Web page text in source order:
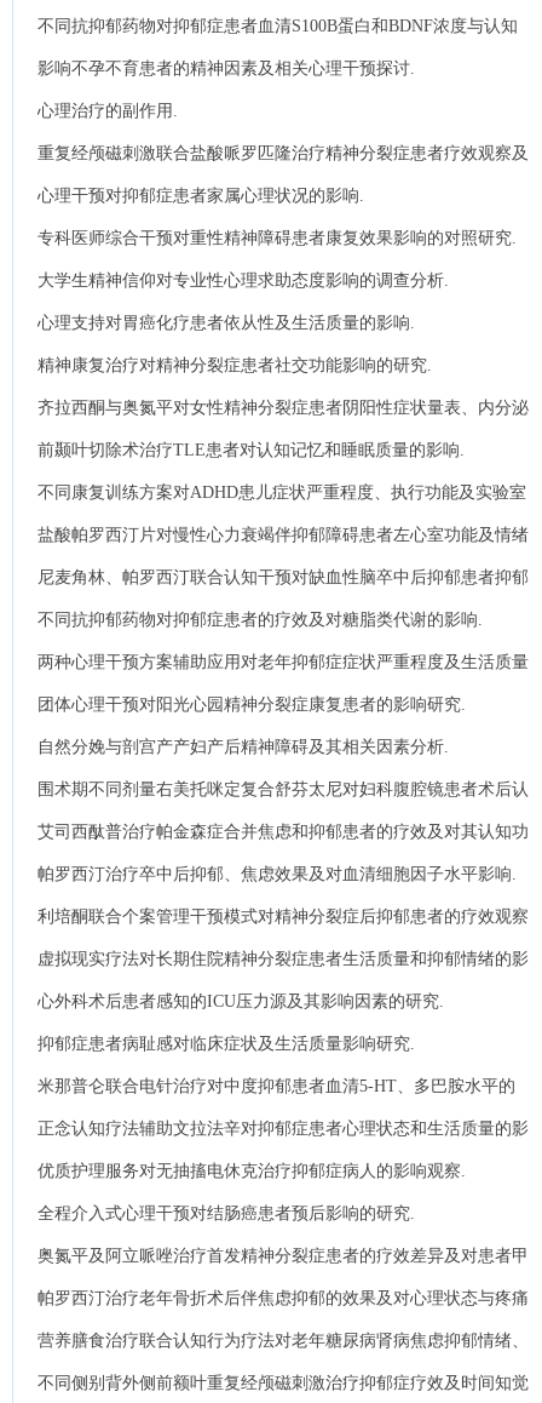
不同抗抑郁药物对抑郁症患者血清S100B蛋白和BDNF浓度与认知
功能的影响.
影响不孕不育患者的精神因素及相关心理干预探讨.
心理治疗的副作用.
重复经颅磁刺激联合盐酸哌罗匹隆治疗精神分裂症患者疗效观察及
对患者认知功能和生活质量影响.
心理干预对抑郁症患者家属心理状况的影响.
专科医师综合干预对重性精神障碍患者康复效果影响的对照研究.
大学生精神信仰对专业性心理求助态度影响的调查分析.
心理支持对胃癌化疗患者依从性及生活质量的影响.
精神康复治疗对精神分裂症患者社交功能影响的研究.
齐拉西酮与奥氮平对女性精神分裂症患者阴阳性症状量表、内分泌
代谢和生活质量的影响.
前颞叶切除术治疗TLE患者对认知记忆和睡眠质量的影响.
不同康复训练方案对ADHD患儿症状严重程度、执行功能及实验室
指标的影响.
盐酸帕罗西汀片对慢性心力衰竭伴抑郁障碍患者左心室功能及情绪
障碍的影响.
尼麦角林、帕罗西汀联合认知干预对缺血性脑卒中后抑郁患者抑郁
状态和炎症因子的影响.
不同抗抑郁药物对抑郁症患者的疗效及对糖脂类代谢的影响.
两种心理干预方案辅助应用对老年抑郁症症状严重程度及生活质量
的影响.
团体心理干预对阳光心园精神分裂症康复患者的影响研究.
自然分娩与剖宫产产妇产后精神障碍及其相关因素分析.
围术期不同剂量右美托咪定复合舒芬太尼对妇科腹腔镜患者术后认
知功能的影响.
艾司西酞普治疗帕金森症合并焦虑和抑郁患者的疗效及对其认知功
能的影响.
帕罗西汀治疗卒中后抑郁、焦虑效果及对血清细胞因子水平影响.
利培酮联合个案管理干预模式对精神分裂症后抑郁患者的疗效观察
及对其认知功能影响.
虚拟现实疗法对长期住院精神分裂症患者生活质量和抑郁情绪的影
响.
心外科术后患者感知的ICU压力源及其影响因素的研究.
抑郁症患者病耻感对临床症状及生活质量影响研究.
米那普仑联合电针治疗对中度抑郁患者血清5-HT、多巴胺水平的
影响.
正念认知疗法辅助文拉法辛对抑郁症患者心理状态和生活质量的影
响分析.
优质护理服务对无抽搐电休克治疗抑郁症病人的影响观察.
全程介入式心理干预对结肠癌患者预后影响的研究.
奥氮平及阿立哌唑治疗首发精神分裂症患者的疗效差异及对患者甲
状腺激素的影响.
帕罗西汀治疗老年骨折术后伴焦虑抑郁的效果及对心理状态与疼痛
介质的影响分析.
营养膳食治疗联合认知行为疗法对老年糖尿病肾病焦虑抑郁情绪、
营养状况与认知功能的影响.
不同侧别背外侧前额叶重复经颅磁刺激治疗抑郁症疗效及时间知觉